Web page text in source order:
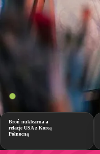
Broń nuklearna a
relacje USA z Koreą
Północną